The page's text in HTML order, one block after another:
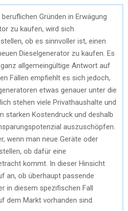
Gründen in Erwägung
zu kaufen, wird sich
ob es sinnvoller ist, einen
Dieselgenerator zu kaufen. Es
allgemeingültige Antwort auf
Fällen empfiehlt es sich jedoch,
etwas genauer unter die
stehen viele Privathaushalte und
starken Kostendruck und deshalb
auszuschöpfen.
wenn man neue Geräte oder
ob dafür eine
kommt. In dieser Hinsicht
an, ob überhaupt passende
in diesem spezifischen Fall
dem Markt vorhanden sind.